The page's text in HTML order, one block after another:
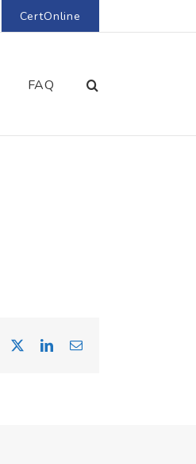
CertOnline
FAQ
Facebook LinkedIn